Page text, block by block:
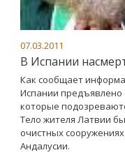
07.03.2011
В Испании
Как сообщает
Испании
которые
Тело жителя Латвии
очистных
Андалусии.